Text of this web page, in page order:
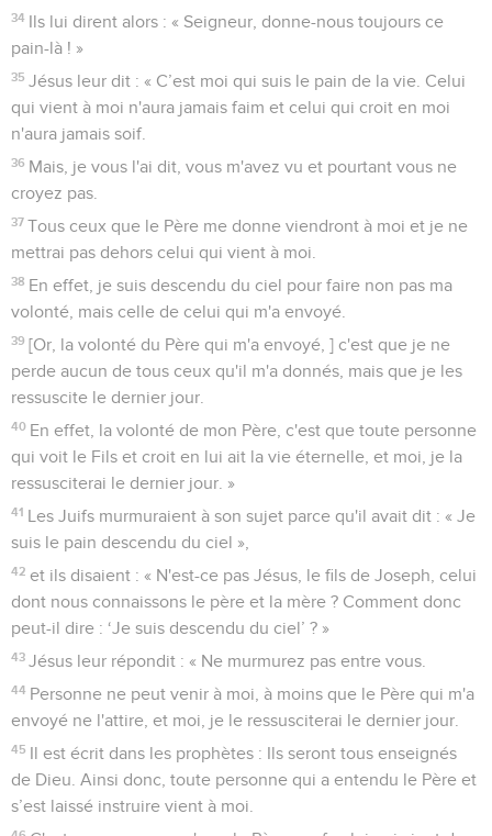
34 Ils lui dirent alors : « Seigneur, donne-nous toujours ce
pain-là ! »
35 Jésus leur dit : « C’est moi qui suis le pain de la vie. Celui
qui vient à moi n'aura jamais faim et celui qui croit en moi
n'aura jamais soif.
36 Mais, je vous l'ai dit, vous m'avez vu et pourtant vous ne
croyez pas.
37 Tous ceux que le Père me donne viendront à moi et je ne
mettrai pas dehors celui qui vient à moi.
38 En effet, je suis descendu du ciel pour faire non pas ma
volonté, mais celle de celui qui m'a envoyé.
39 [Or, la volonté du Père qui m'a envoyé, ] c'est que je ne
perde aucun de tous ceux qu'il m'a donnés, mais que je les
ressuscite le dernier jour.
40 En effet, la volonté de mon Père, c'est que toute personne
qui voit le Fils et croit en lui ait la vie éternelle, et moi, je la
ressusciterai le dernier jour. »
41 Les Juifs murmuraient à son sujet parce qu'il avait dit : « Je
suis le pain descendu du ciel »,
42 et ils disaient : « N'est-ce pas Jésus, le fils de Joseph, celui
dont nous connaissons le père et la mère ? Comment donc
peut-il dire : ‘Je suis descendu du ciel’ ? »
43 Jésus leur répondit : « Ne murmurez pas entre vous.
44 Personne ne peut venir à moi, à moins que le Père qui m'a
envoyé ne l'attire, et moi, je le ressusciterai le dernier jour.
45 Il est écrit dans les prophètes : Ils seront tous enseignés
de Dieu. Ainsi donc, toute personne qui a entendu le Père et
s’est laissé instruire vient à moi.